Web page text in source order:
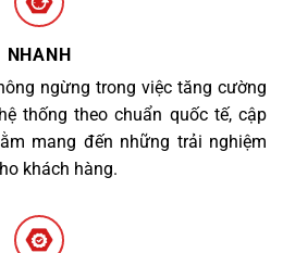
NHANH
ngừng trong việc tăng cường
thống theo chuẩn quốc tế, cập
mang đến những trải nghiệm
khách hàng.